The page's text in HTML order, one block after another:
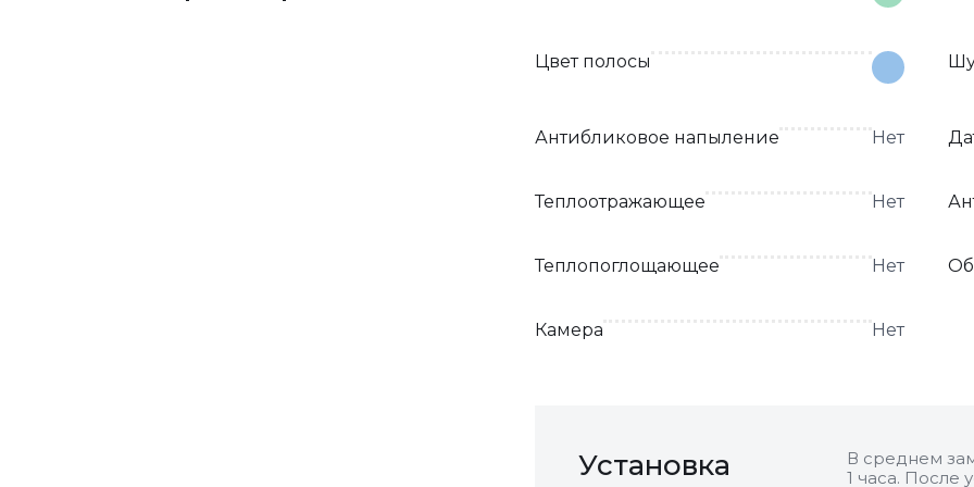
Цвет полосы
Антибликовое напыление Нет
Теплоотражающее Нет
Теплопоглощающее Нет
Камера Нет
Установка
В среднем
1 часа. После